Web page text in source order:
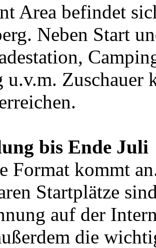
Area befindet
Neben Start
u.v.m. Zuschauer
bis Ende Juli
Format kommt
Startplätze
auf der
die